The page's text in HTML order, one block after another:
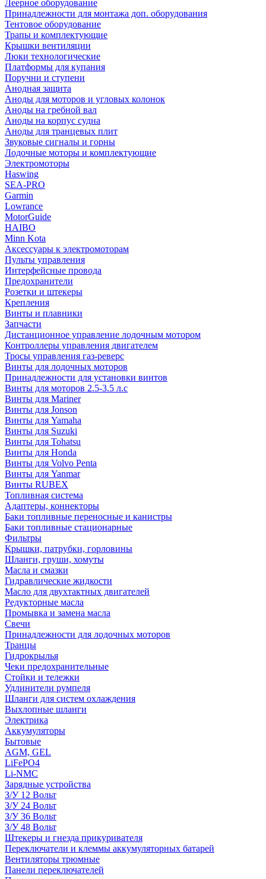
Леерное оборудование
Принадлежности для монтажа доп. оборудования
Тентовое оборудование
Трапы и комплектующие
Крышки вентиляции
Люки технологические
Платформы для купания
Поручни и ступени
Анодная защита
Аноды для моторов и угловых колонок
Аноды на гребной вал
Аноды на корпус судна
Аноды для транцевых плит
Звуковые сигналы и горны
Лодочные моторы и комплектующие
Электромоторы
Haswing
SEA-PRO
Garmin
Lowrance
MotorGuide
HAIBO
Minn Kota
Аксессуары к электромоторам
Пульты управления
Интерфейсные провода
Предохранители
Розетки и штекеры
Крепления
Винты и плавники
Запчасти
Дистанционное управление лодочным мотором
Контроллеры управления двигателем
Тросы управления газ-реверс
Винты для лодочных моторов
Принадлежности для установки винтов
Винты для моторов 2.5-3.5 л.с
Винты для Mariner
Винты для Jonson
Винты для Yamaha
Винты для Suzuki
Винты для Tohatsu
Винты для Honda
Винты для Volvo Penta
Винты для Yanmar
Винты RUBEX
Топливная система
Адаптеры, коннекторы
Баки топливные переносные и канистры
Баки топливные стационарные
Фильтры
Крышки, патрубки, горловины
Шланги, груши, хомуты
Масла и смазки
Гидравлические жидкости
Масло для двухтактных двигателей
Редукторные масла
Промывка и замена масла
Свечи
Принадлежности для лодочных моторов
Транцы
Гидрокрылья
Чеки предохранительные
Стойки и тележки
Удлинители румпеля
Шланги для систем охлаждения
Выхлопные шланги
Электрика
Аккумуляторы
Бытовые
AGM, GEL
LiFePO4
Li-NMC
Зарядные устройства
З/У 12 Вольт
З/У 24 Вольт
З/У 36 Вольт
З/У 48 Вольт
Штекеры и гнезда прикуривателя
Переключатели и клеммы аккумуляторных батарей
Вентиляторы трюмные
Панели переключателей